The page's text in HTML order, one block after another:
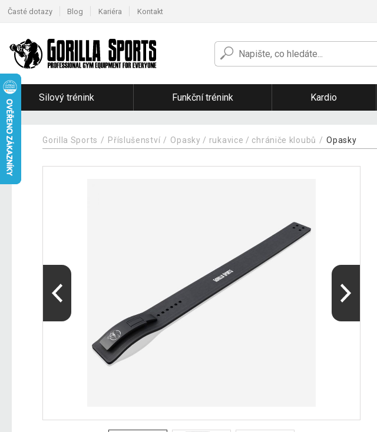
Časté dotazy Blog Kariéra Kontakt
Silový trénink Funkční trénink Kardio
Gorilla Sports Příslušenství Opasky / rukavice / chrániče kloubů Opasky